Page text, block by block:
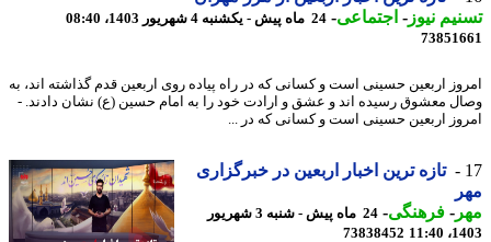
نیوز-اجتماعی-24 ماه پیش - یکشنبه 4 شهریور 1403، 08:40
اربعین حسینی است و کسانی که در راه پیاده روی اربعین قدم گذاشته اند، به
معشوق رسیده اند و عشق و ارادت خود را به امام حسین (ع) نشان دادند. -
اربعین حسینی است و کسانی که در ...
تازه ترین اخبار اربعین در خبرگزاری
-فرهنگی-
24 ماه پیش - شنبه 3 شهریور
73838452